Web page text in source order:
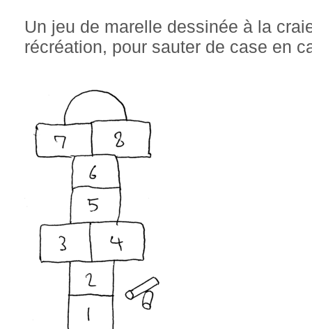
Un jeu de marelle dessinée à la
récréation, pour sauter de case en